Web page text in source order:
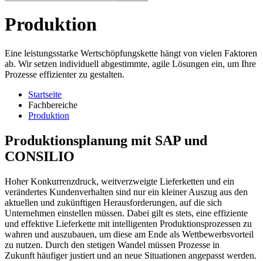
Produktion
Eine leistungsstarke Wertschöpfungskette hängt von vielen Faktoren
ab. Wir setzen individuell abgestimmte, agile Lösungen ein, um Ihre
Prozesse effizienter zu gestalten.
Startseite
Fachbereiche
Produktion
Produktionsplanung mit SAP und
CONSILIO
Hoher Konkurrenzdruck, weitverzweigte Lieferketten und ein
verändertes Kundenverhalten sind nur ein kleiner Auszug aus den
aktuellen und zukünftigen Herausforderungen, auf die sich
Unternehmen einstellen müssen. Dabei gilt es stets, eine effiziente
und effektive Lieferkette mit intelligenten Produktionsprozessen zu
wahren und auszubauen, um diese am Ende als Wettbewerbsvorteil
zu nutzen. Durch den stetigen Wandel müssen Prozesse in
Zukunft häufiger justiert und an neue Situationen angepasst werden.